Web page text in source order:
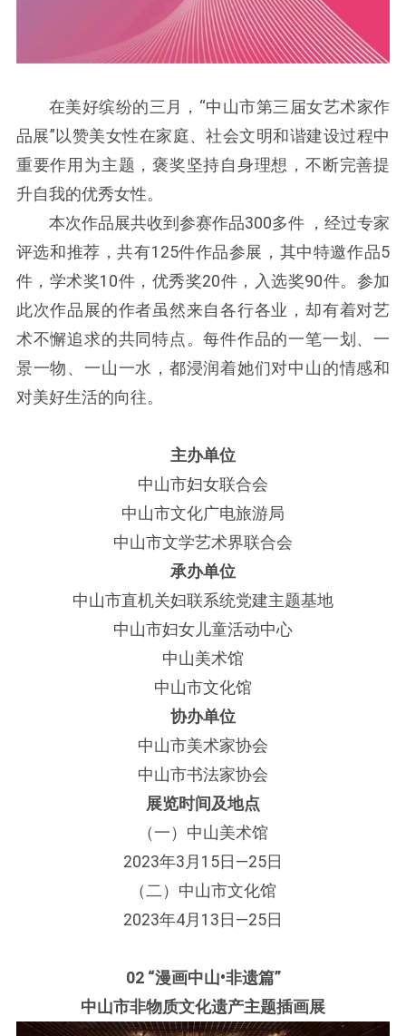
在美好缤纷的三月，“中山市第三届女艺术家作
品展”以赞美女性在家庭、社会文明和谐建设过程中
重要作用为主题，褒奖坚持自身理想，不断完善提
升自我的优秀女性。
本次作品展共收到参赛作品300多件 ，经过专家
评选和推荐，共有125件作品参展，其中特邀作品5
件，学术奖10件，优秀奖20件，入选奖90件。参加
此次作品展的作者虽然来自各行各业，却有着对艺
术不懈追求的共同特点。每件作品的一笔一划、一
景一物、一山一水，都浸润着她们对中山的情感和
对美好生活的向往。
主办单位
中山市妇女联合会
中山市文化广电旅游局
中山市文学艺术界联合会
承办单位
中山市直机关妇联系统党建主题基地
中山市妇女儿童活动中心
中山美术馆
中山市文化馆
协办单位
中山市美术家协会
中山市书法家协会
展览时间及地点
（一）中山美术馆
2023年3月15日—25日
（二）中山市文化馆
2023年4月13日—25日
02 “漫画中山•非遗篇”
中山市非物质文化遗产主题插画展